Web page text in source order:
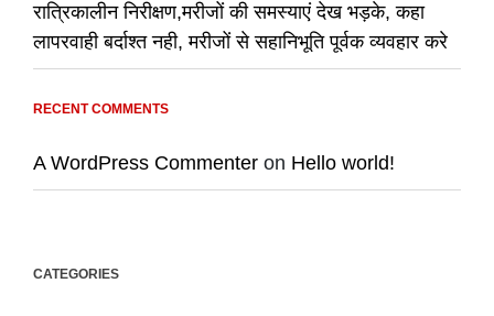
रात्रिकालीन निरीक्षण,मरीजों की समस्याएं देख भड़के, कहा
लापरवाही बर्दाश्त नही, मरीजों से सहानिभूति पूर्वक व्यवहार करे
RECENT COMMENTS
A WordPress Commenter on Hello world!
CATEGORIES